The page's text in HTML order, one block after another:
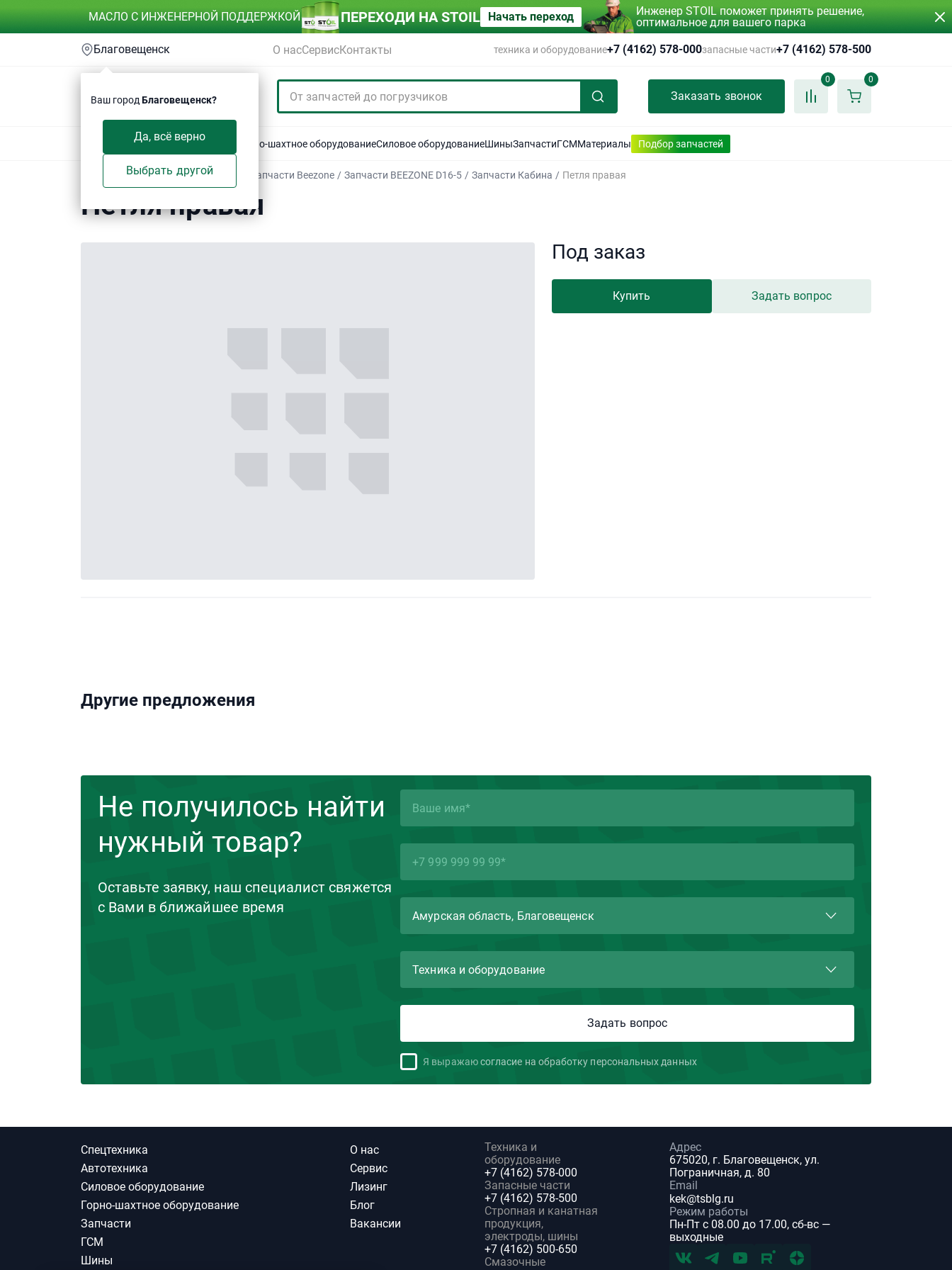
МАСЛО С ИНЖЕНЕРНОЙ ПОДДЕРЖКОЙ ПЕРЕХОДИ НА STOIL Начать переход
Инженер STOIL поможет принять решение,
оптимальное для вашего парка
Благовещенск
Ваш город Благовещенск?
Да, всё верно
Выбрать другой
О насСервисКонтакты техника и оборудование+7 (4162) 578-000запасные части+7 (4162) 578-500
Заказать звонок
0 0
СпецтехникаАвтотехника Горно-шахтное оборудованиеСиловое оборудованиеШиныЗапчастиГСММатериалы Подбор запчастей
Техсервис / Электронный каталог Запчасти Beezone / Запчасти BEEZONE D16-5 / Запчасти Кабина / Петля правая
Петля правая
Под заказ
Купить Задать вопрос
Другие предложения
Не получилось найти
нужный товар?
Оставьте заявку, наш специалист свяжется
с Вами в ближайшее время
Я выражаюсогласие на обработку персональных данных
Спецтехника
Автотехника
Силовое оборудование
Горно-шахтное оборудование
Запчасти
ГСМ
Шины
О нас
Сервис
Лизинг
Блог
Вакансии
Техника и
оборудование
+7 (4162) 578-000
Запасные части
+7 (4162) 578-500
Стропная и канатная
продукция,
электроды, шины
+7 (4162) 500-650
Смазочные
Адрес
675020, г. Благовещенск, ул.
Пограничная, д. 80
Email
kek@tsblg.ru
Режим работы
Пн-Пт с 08.00 до 17.00, сб-вс —
выходные